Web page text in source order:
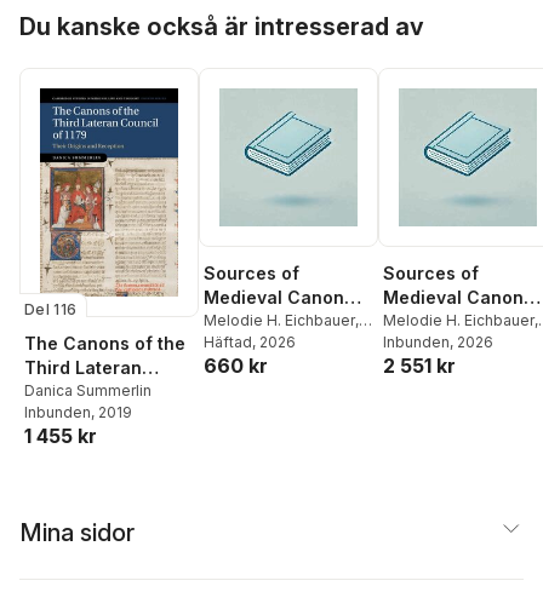
Du kanske också är intresserad av
Del 116
The Canons of the
Third Lateran
Council of 1179
Danica Summerlin
Inbunden, 2019
1 455 kr
Sources of
Medieval Canon
Law
Melodie H. Eichbauer,
Danica Summerlin
Häftad, 2026
660 kr
Sources of
Medieval Canon
Law
Melodie H. Eichbauer,
Danica Summerlin
Inbunden, 2026
2 551 kr
Mina sidor